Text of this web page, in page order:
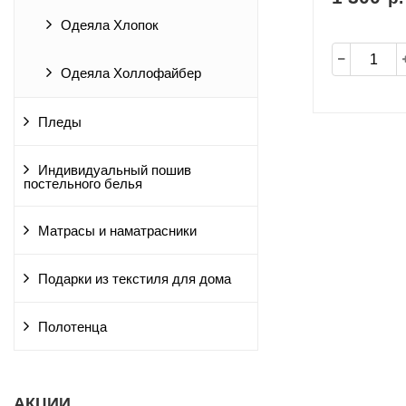
Одеяла Хлопок
Одеяла Холлофайбер
Пледы
Индивидуальный пошив
постельного белья
Матрасы и наматрасники
Подарки из текстиля для дома
Полотенца